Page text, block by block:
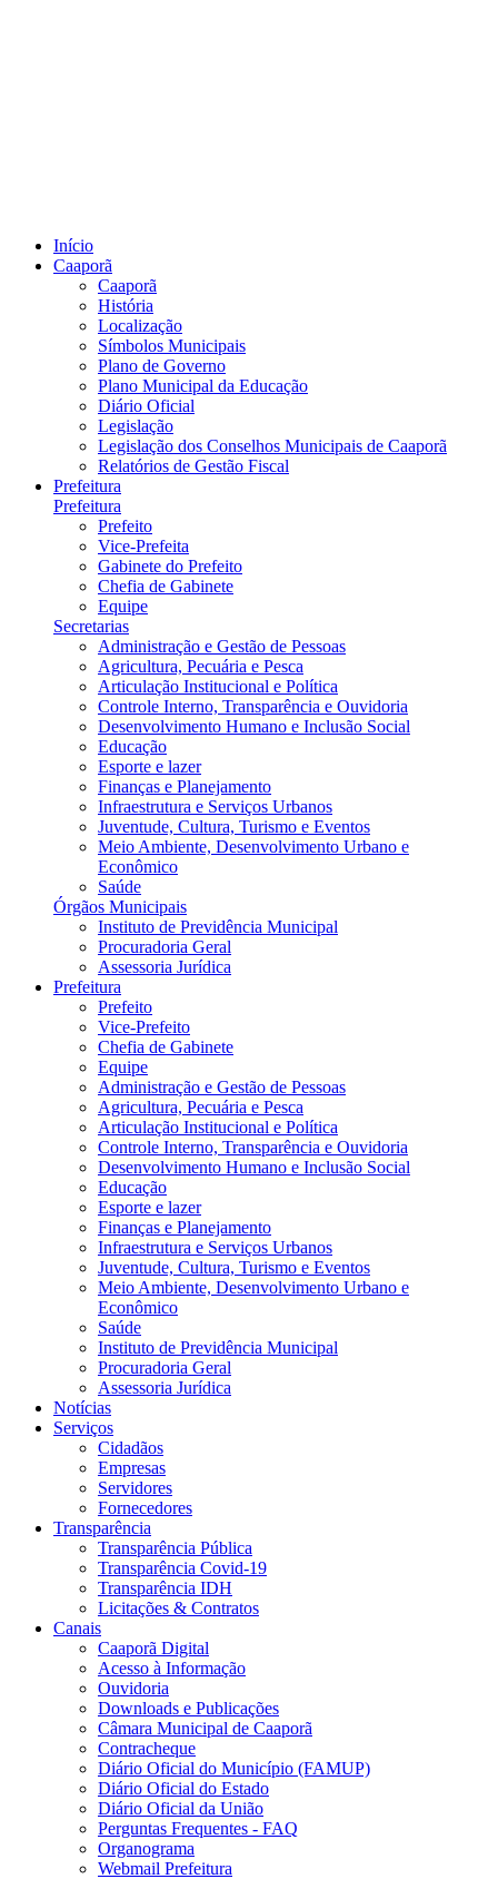
Início
Caaporã
Caaporã
História
Localização
Símbolos Municipais
Plano de Governo
Plano Municipal da Educação
Diário Oficial
Legislação
Legislação dos Conselhos Municipais de Caaporã
Relatórios de Gestão Fiscal
Prefeitura
Prefeitura
Prefeito
Vice-Prefeita
Gabinete do Prefeito
Chefia de Gabinete
Equipe
Secretarias
Administração e Gestão de Pessoas
Agricultura, Pecuária e Pesca
Articulação Institucional e Política
Controle Interno, Transparência e Ouvidoria
Desenvolvimento Humano e Inclusão Social
Educação
Esporte e lazer
Finanças e Planejamento
Infraestrutura e Serviços Urbanos
Juventude, Cultura, Turismo e Eventos
Meio Ambiente, Desenvolvimento Urbano e
Econômico
Saúde
Órgãos Municipais
Instituto de Previdência Municipal
Procuradoria Geral
Assessoria Jurídica
Prefeitura
Prefeito
Vice-Prefeito
Chefia de Gabinete
Equipe
Administração e Gestão de Pessoas
Agricultura, Pecuária e Pesca
Articulação Institucional e Política
Controle Interno, Transparência e Ouvidoria
Desenvolvimento Humano e Inclusão Social
Educação
Esporte e lazer
Finanças e Planejamento
Infraestrutura e Serviços Urbanos
Juventude, Cultura, Turismo e Eventos
Meio Ambiente, Desenvolvimento Urbano e
Econômico
Saúde
Instituto de Previdência Municipal
Procuradoria Geral
Assessoria Jurídica
Notícias
Serviços
Cidadãos
Empresas
Servidores
Fornecedores
Transparência
Transparência Pública
Transparência Covid-19
Transparência IDH
Licitações & Contratos
Canais
Caaporã Digital
Acesso à Informação
Ouvidoria
Downloads e Publicações
Câmara Municipal de Caaporã
Contracheque
Diário Oficial do Município (FAMUP)
Diário Oficial do Estado
Diário Oficial da União
Perguntas Frequentes - FAQ
Organograma
Webmail Prefeitura